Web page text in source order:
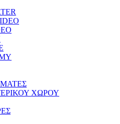
ΧΩΡΟΥ